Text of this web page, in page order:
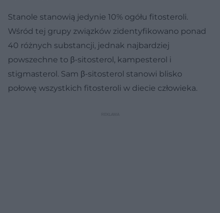
Stanole stanowią jedynie 10% ogółu fitosteroli.
Wśród tej grupy związków zidentyfikowano ponad
40 różnych substancji, jednak najbardziej
powszechne to β-sitosterol, kampesterol i
stigmasterol. Sam β-sitosterol stanowi blisko
połowę wszystkich fitosteroli w diecie człowieka.